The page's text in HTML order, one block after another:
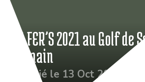
GOLFER’S 2021 au Golf de
Germain
Publié le 13 Oct 2021